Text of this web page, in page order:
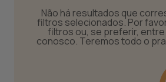
Não há resultados que
filtros selecionados. Por
filtros ou, se preferir,
conosco. Teremos todo o